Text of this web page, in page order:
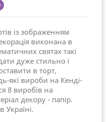
із зображенням
виконана в
святах такі
дуже стильно і
в торт,
які вироби на Кенді-
8 виробів на
декору - папір.
Україні.